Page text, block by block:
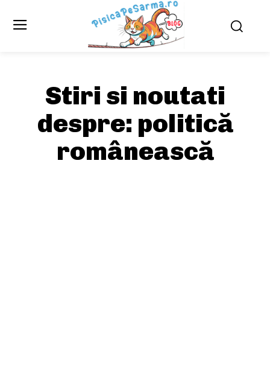
Stiri si noutati
despre: politică
românească